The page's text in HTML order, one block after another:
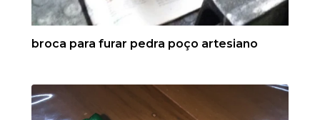
broca para furar pedra poço artesiano